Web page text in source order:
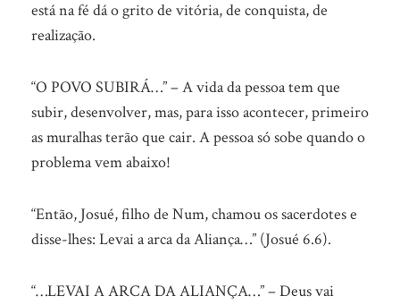
está na fé dá o grito de vitória, de conquista, de
realização.
“O POVO SUBIRÁ…” – A vida da pessoa tem que
subir, desenvolver, mas, para isso acontecer, primeiro
as muralhas terão que cair. A pessoa só sobe quando o
problema vem abaixo!
“Então, Josué, filho de Num, chamou os sacerdotes e
disse-lhes: Levai a arca da Aliança…” (Josué 6.6).
“…LEVAI A ARCA DA ALIANÇA…” – Deus vai